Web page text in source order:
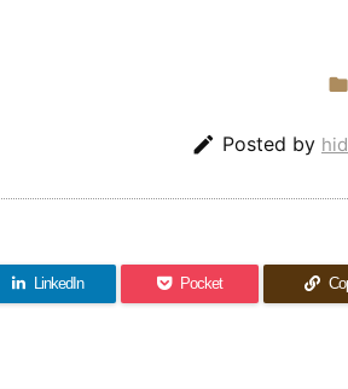

 Posted by
LinkedIn Pocket